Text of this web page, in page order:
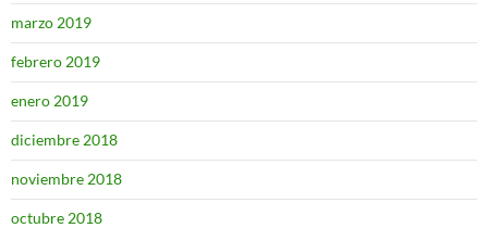
marzo 2019
febrero 2019
enero 2019
diciembre 2018
noviembre 2018
octubre 2018